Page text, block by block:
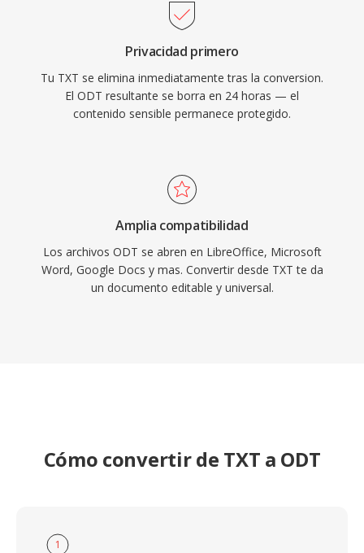
Privacidad primero
Tu TXT se elimina inmediatamente tras la conversion.
El ODT resultante se borra en 24 horas — el
contenido sensible permanece protegido.
Amplia compatibilidad
Los archivos ODT se abren en LibreOffice, Microsoft
Word, Google Docs y mas. Convertir desde TXT te da
un documento editable y universal.
Cómo convertir de TXT a ODT
1